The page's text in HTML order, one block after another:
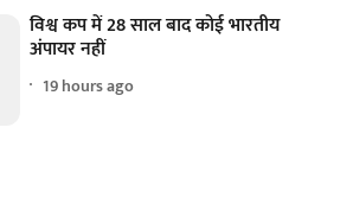
विश्व कप में 28 साल बाद कोई भारतीय
अंपायर नहीं
19 hours ago